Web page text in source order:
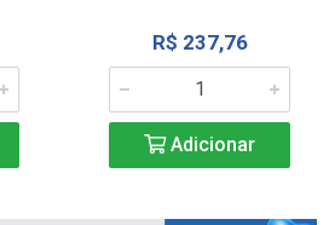
R$ 237,76
Adicionar